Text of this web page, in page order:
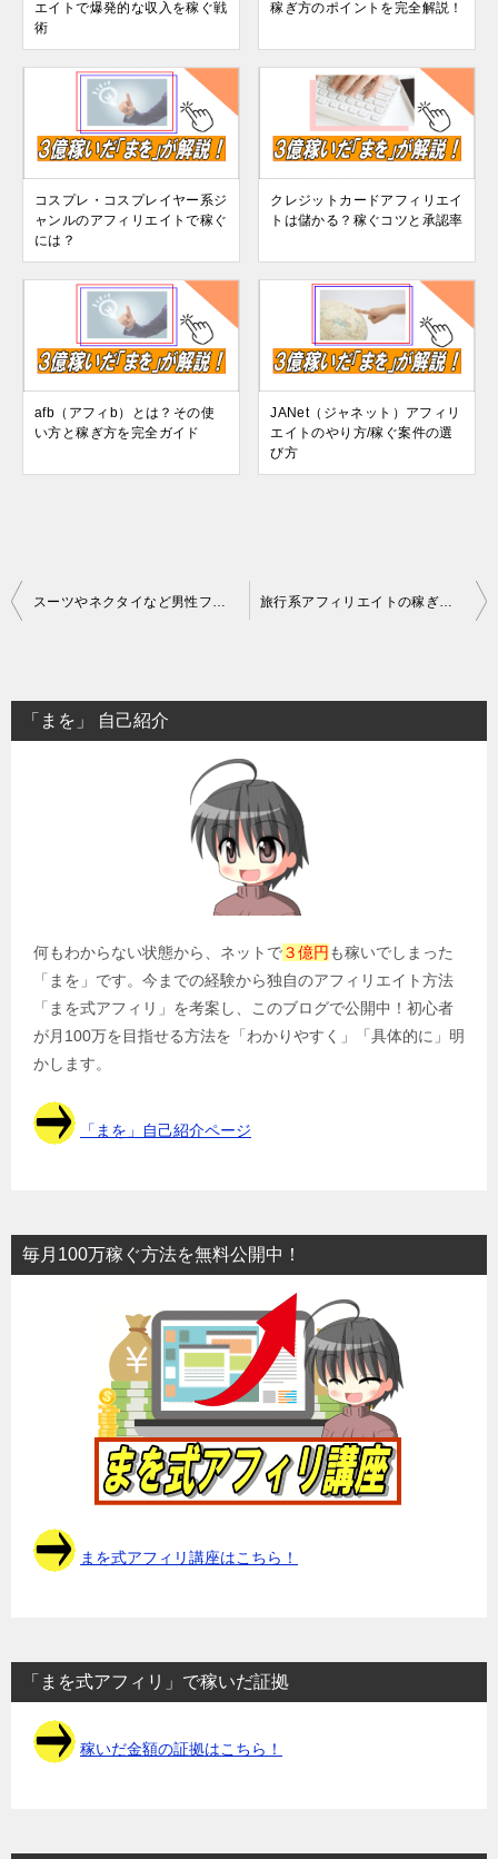
エイトで爆発的な収入を稼ぐ戦
術
稼ぎ方のポイントを完全解説！
コスプレ・コスプレイヤー系ジ
ャンルのアフィリエイトで稼ぐ
には？
クレジットカードアフィリエイ
トは儲かる？稼ぐコツと承認率
afb（アフィb）とは？その使
い方と稼ぎ方を完全ガイド
JANet（ジャネット）アフィリ
エイトのやり方/稼ぐ案件の選
び方
投
ビ
ゲ
「まを」 自己紹介
何もわからない状態から、ネットで３億円も稼いでしまった
「まを」です。今までの経験から独自のアフィリエイト方法
「まを式アフィリ」を考案し、このブログで公開中！初心者
が月100万を目指せる方法を「わかりやすく」「具体的に」明
かします。
「まを」自己紹介ページ
毎月100万稼ぐ方法を無料公開中！
まを式アフィリ講座はこちら！
「まを式アフィリ」で稼いだ証拠
稼いだ金額の証拠はこちら！